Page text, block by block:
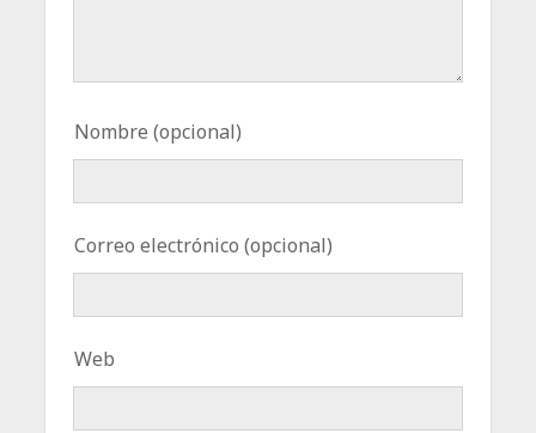
Nombre (opcional)
Correo electrónico (opcional)
Web